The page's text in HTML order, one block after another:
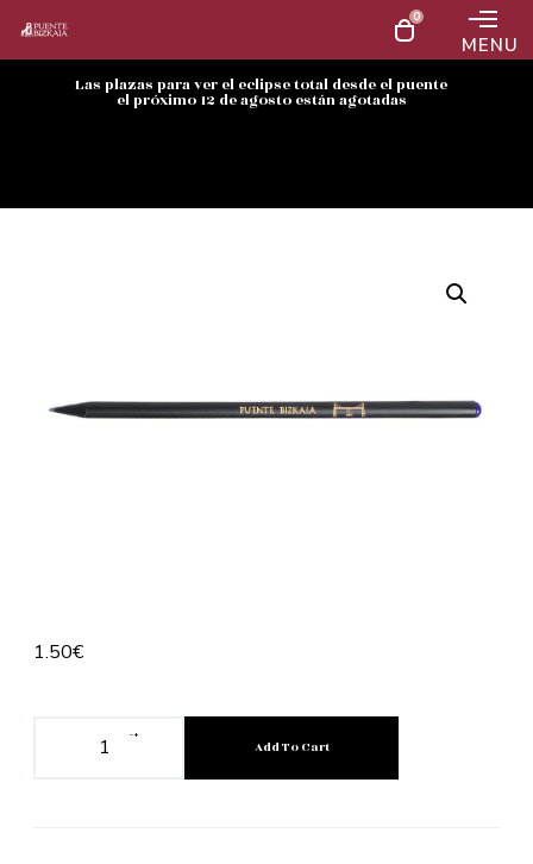
0
MENU
Las plazas para ver el eclipse total desde el puente
el próximo 12 de agosto están agotadas
1.50€
-+
Add To Cart